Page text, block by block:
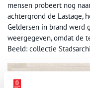
mensen probeert nog
achtergrond de Lastage,
Geldersen in brand werd
weergegeven, omdat de
Beeld: collectie